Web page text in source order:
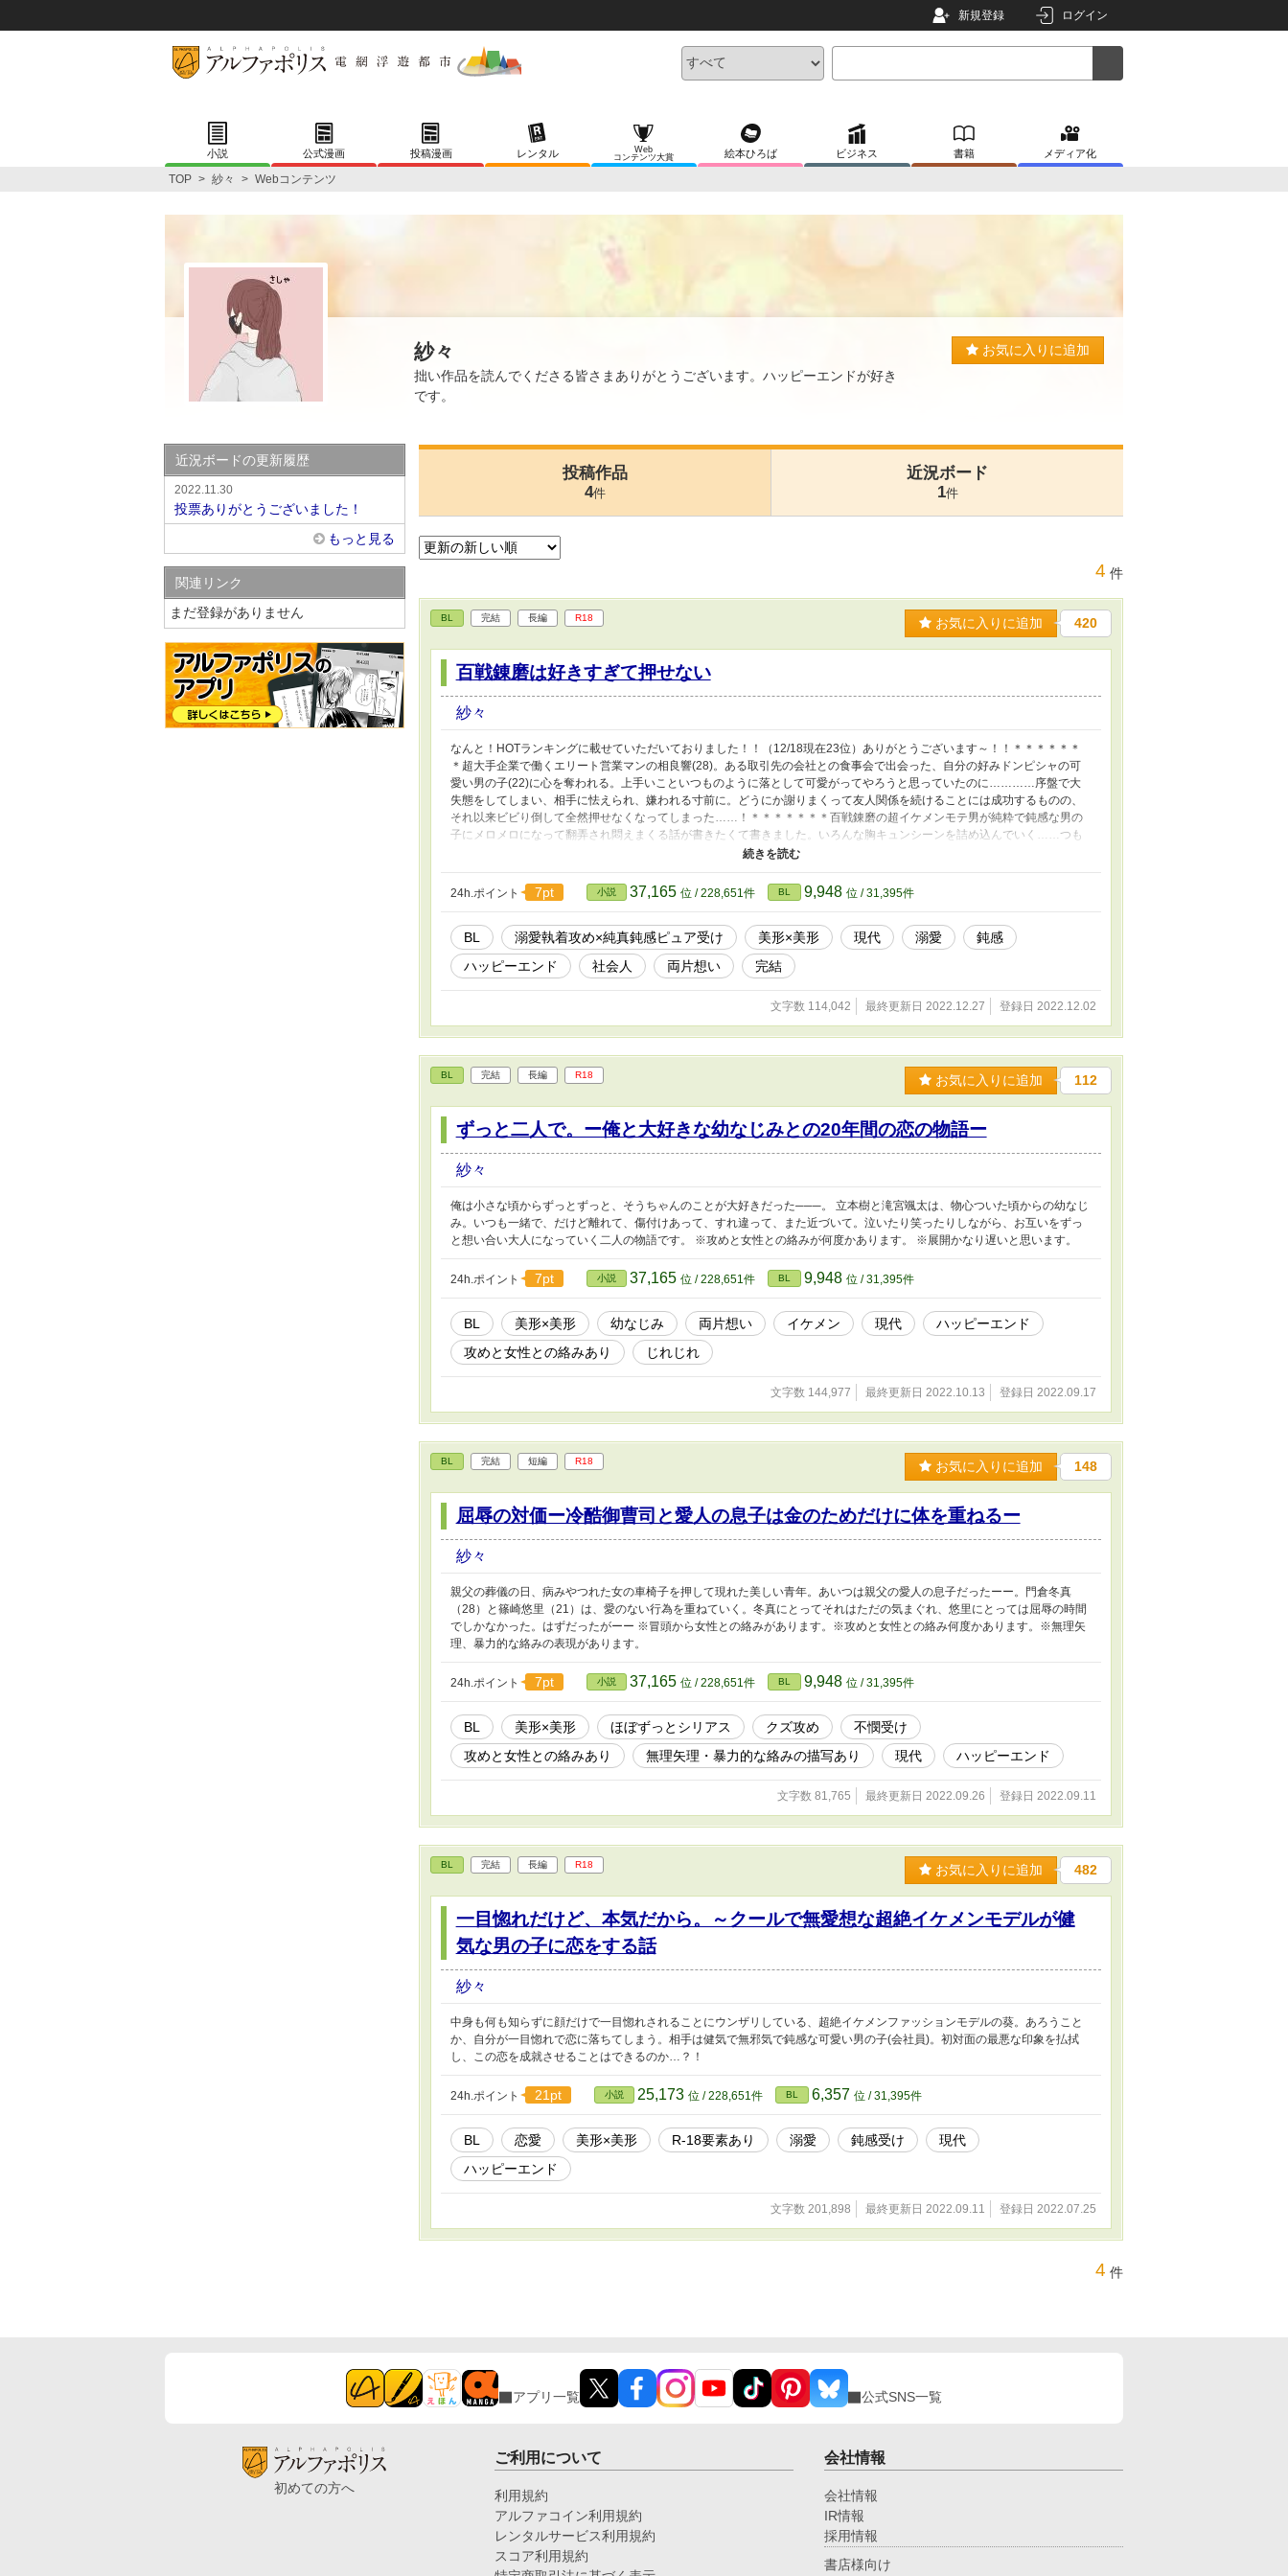
新規登録 ログイン
小説 公式漫画 投稿漫画 レンタル
Web
コンテンツ大賞
絵本ひろば ビジネス 書籍 メディア化
TOP > 紗々 > Webコンテンツ
紗々
拙い作品を読んでくださる皆さまありがとうございます。ハッピーエンドが好き
です。
お気に入りに追加
投稿作品
4件
近況ボード
1件
4 件
BL 完結 長編 R18 お気に入りに追加 420
百戦錬磨は好きすぎて押せない
紗々
なんと！HOTランキングに載せていただいておりました！！（12/18現在23位）ありがとうございます～！！＊＊＊＊＊＊
＊超大手企業で働くエリート営業マンの相良響(28)。ある取引先の会社との食事会で出会った、自分の好みドンピシャの可
愛い男の子(22)に心を奪われる。上手いこといつものように落として可愛がってやろうと思っていたのに…………序盤で大
失態をしてしまい、相手に怯えられ、嫌われる寸前に。どうにか謝りまくって友人関係を続けることには成功するものの、
それ以来ビビり倒して全然押せなくなってしまった……！＊＊＊＊＊＊＊百戦錬磨の超イケメンモテ男が純粋で鈍感な男の
子にメロメロになって翻弄され悶えまくる話が書きたくて書きました。いろんな胸キュンシーンを詰め込んでいく……つも
りではありますが、ラブラブになるまでにはちょっと時間がかかります。※80000字ぐらいの予定でとりあえず短編として
いましたが、後日談を含めると100000字超えそうなので長編に変更いたします。すみません。
24h.ポイント
7pt 小説 37,165 位 / 228,651件 BL 9,948 位 / 31,395件
BL 溺愛執着攻め×純真鈍感ピュア受け 美形×美形 現代 溺愛
鈍感
ハッピーエンド
社会人 両片想い 完結
文字数 114,042 最終更新日 2022.12.27 登録日 2022.12.02
BL 完結 長編 R18 お気に入りに追加 112
ずっと二人で。ー俺と大好きな幼なじみとの20年間の恋の物語ー
紗々
俺は小さな頃からずっとずっと、そうちゃんのことが大好きだった───。 立本樹と滝宮颯太は、物心ついた頃からの幼なじ
み。いつも一緒で、だけど離れて、傷付けあって、すれ違って、また近づいて。泣いたり笑ったりしながら、お互いをずっ
と想い合い大人になっていく二人の物語です。 ※攻めと女性との絡みが何度かあります。 ※展開かなり遅いと思います。
24h.ポイント 7pt 小説 37,165 位 / 228,651件 BL 9,948 位 / 31,395件
BL 美形×美形 幼なじみ 両片想い イケメン 現代
ハッピーエンド
攻めと女性との絡みあり
じれじれ
文字数 144,977 最終更新日 2022.10.13 登録日 2022.09.17
BL 完結 短編 R18 お気に入りに追加 148
屈辱の対価ー冷酷御曹司と愛人の息子は金のためだけに体を重ねるー
紗々
親父の葬儀の日、病みやつれた女の車椅子を押して現れた美しい青年。あいつは親父の愛人の息子だったーー。門倉冬真
（28）と篠崎悠里（21）は、愛のない行為を重ねていく。冬真にとってそれはただの気まぐれ、悠里にとっては屈辱の時間
でしかなかった。はずだったがーー ※冒頭から女性との絡みがあります。※攻めと女性との絡み何度かあります。※無理矢
理、暴力的な絡みの表現があります。
24h.ポイント 7pt 小説 37,165 位 / 228,651件 BL 9,948 位 / 31,395件
BL 美形×美形 ほぼずっとシリアス クズ攻め
不憫受け
攻めと女性との絡みあり
無理矢理・暴力的な絡みの描写あり 現代 ハッピーエンド
文字数 81,765 最終更新日 2022.09.26 登録日 2022.09.11
BL 完結 長編 R18 お気に入りに追加 482
一目惚れだけど、本気だから。～クールで無愛想な超絶イケメンモデルが健
気な男の子に恋をする話
紗々
中身も何も知らずに顔だけで一目惚れされることにウンザリしている、超絶イケメンファッションモデルの葵。あろうこと
か、自分が一目惚れで恋に落ちてしまう。相手は健気で無邪気で鈍感な可愛い男の子(会社員)。初対面の最悪な印象を払拭
し、この恋を成就させることはできるのか…？！
24h.ポイント 21pt 小説 25,173 位 / 228,651件 BL 6,357 位 / 31,395件
BL 恋愛 美形×美形 R-18要素あり 溺愛 鈍感受け
現代
ハッピーエンド
文字数 201,898 最終更新日 2022.09.11 登録日 2022.07.25
4 件
近況ボードの更新履歴
2022.11.30
投票ありがとうございました！
もっと見る
関連リンク
まだ登録がありません
アプリ一覧 公式SNS一覧
初めての方へ
ご利用について
利用規約
アルファコイン利用規約
レンタルサービス利用規約
スコア利用規約
会社情報
会社情報
IR情報
採用情報
書店様向け